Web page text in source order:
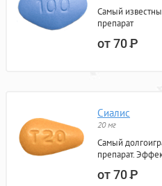
Самый
препарат
от 70Р
Сиалис
20 мг
Самый
препарат.
от 70Р